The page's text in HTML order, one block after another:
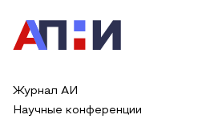
Журнал АИ
Научные конференции